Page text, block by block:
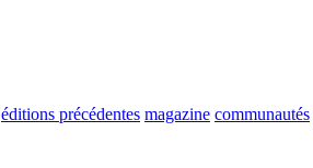
éditions précédentes magazine communautés